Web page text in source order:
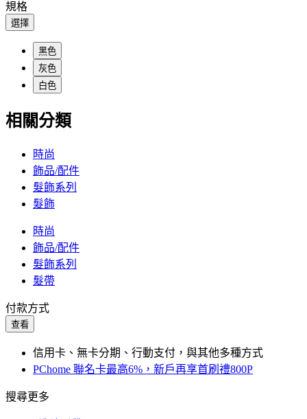
規格
選擇
黑色
灰色
白色
相關分類
時尚
飾品/配件
髮飾系列
髮飾
時尚
飾品/配件
髮飾系列
髮帶
付款方式
查看
信用卡、無卡分期、行動支付，與其他多種方式
PChome 聯名卡最高6%，新戶再享首刷禮800P
搜尋更多